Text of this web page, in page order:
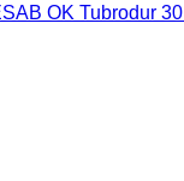
OK Tubrodur